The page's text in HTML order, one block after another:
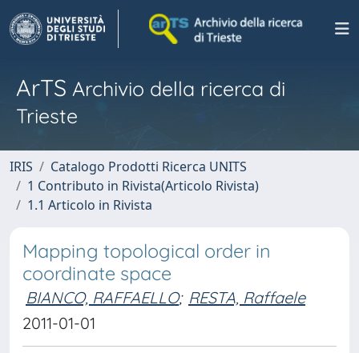
ArTS Archivio della ricerca di
Trieste
IRIS
Catalogo Prodotti Ricerca UNITS
1 Contributo in Rivista(Articolo Rivista)
1.1 Articolo in Rivista
Mapping topological order in
coordinate space
BIANCO, RAFFAELLO; RESTA, Raffaele
2011-01-01